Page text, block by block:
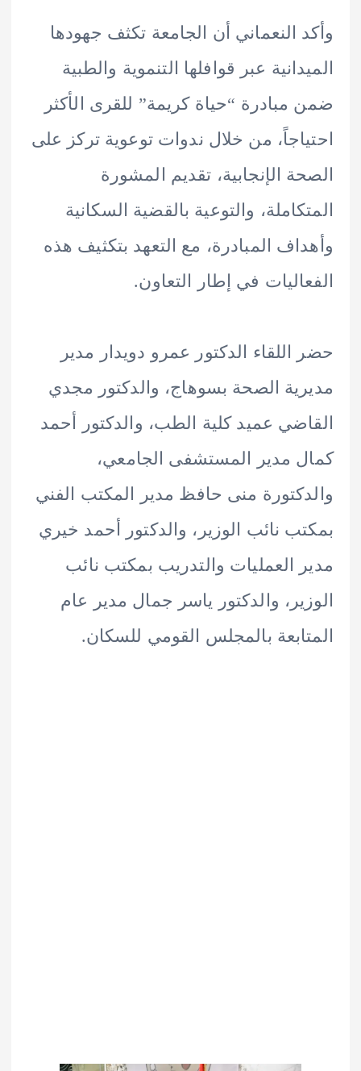
النعماني أن الجامعة تكثف جهودها
عبر قوافلها التنموية والطبية
“حياة كريمة” للقرى الأكثر
من خلال ندوات توعوية تركز على
الإنجابية، تقديم المشورة
والتوعية بالقضية السكانية
المبادرة، مع التعهد بتكثيف هذه
في إطار التعاون.
الدكتور عمرو دويدار مدير
الصحة بسوهاج، والدكتور مجدي
عميد كلية الطب، والدكتور أحمد
مدير المستشفى الجامعي،
منى حافظ مدير المكتب الفني
نائب الوزير، والدكتور أحمد خيري
العمليات والتدريب بمكتب نائب
والدكتور ياسر جمال مدير عام
بالمجلس القومي للسكان.